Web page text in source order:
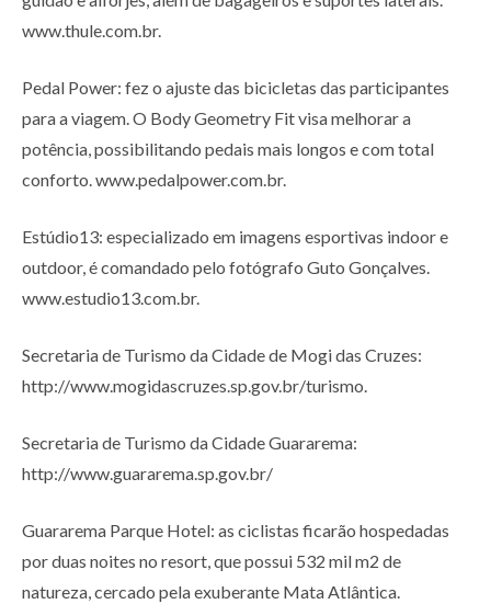
www.thule.com.br.
Pedal Power: fez o ajuste das bicicletas das participantes
para a viagem. O Body Geometry Fit visa melhorar a
potência, possibilitando pedais mais longos e com total
conforto. www.pedalpower.com.br.
Estúdio13: especializado em imagens esportivas indoor e
outdoor, é comandado pelo fotógrafo Guto Gonçalves.
www.estudio13.com.br.
Secretaria de Turismo da Cidade de Mogi das Cruzes:
http://www.mogidascruzes.sp.gov.br/turismo.
Secretaria de Turismo da Cidade Guararema:
http://www.guararema.sp.gov.br/
Guararema Parque Hotel: as ciclistas ficarão hospedadas
por duas noites no resort, que possui 532 mil m2 de
natureza, cercado pela exuberante Mata Atlântica.